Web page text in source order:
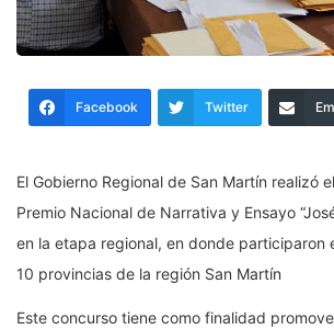
Facebook Twitter
El Gobierno Regional de San Martín realizó
Premio Nacional de Narrativa y Ensayo
en la etapa regional, en donde participaron
10 provincias de la región San Martín
Este concurso tiene como finalidad